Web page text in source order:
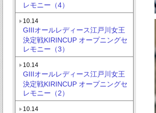
レモニー（4）
10.14
GIIIオールレディース江戸川女王
決定戦KIRINCUP オープニングセ
レモニー（3）
10.14
GIIIオールレディース江戸川女王
決定戦KIRINCUP オープニングセ
レモニー（2）
10.14